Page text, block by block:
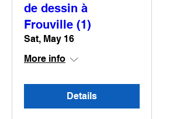
de dessin à
Frouville (1)
Sat, May 16
More info
Details